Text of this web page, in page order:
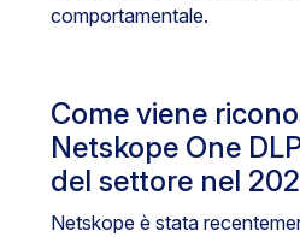
comportamentale.
Come viene
Netskope One
del settore nel
Netskope è stata